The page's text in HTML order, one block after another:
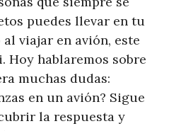
puedes llevar en tu
viajar en avión, este
Hoy hablaremos sobre
muchas dudas:
en un avión? Sigue
la respuesta y